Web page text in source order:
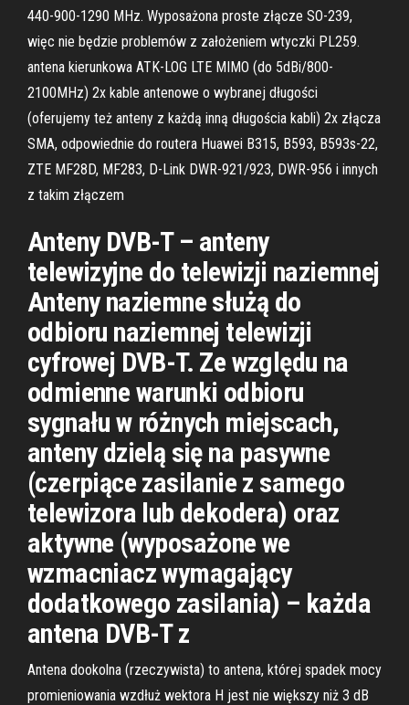
440-900-1290 MHz. Wyposażona proste złącze SO-239,
więc nie będzie problemów z założeniem wtyczki PL259.
antena kierunkowa ATK-LOG LTE MIMO (do 5dBi/800-
2100MHz) 2x kable antenowe o wybranej długości
(oferujemy też anteny z każdą inną długościa kabli) 2x złącza
SMA, odpowiednie do routera Huawei B315, B593, B593s-22,
ZTE MF28D, MF283, D-Link DWR-921/923, DWR-956 i innych
z takim złączem
Anteny DVB-T – anteny
telewizyjne do telewizji naziemnej
Anteny naziemne służą do
odbioru naziemnej telewizji
cyfrowej DVB-T. Ze względu na
odmienne warunki odbioru
sygnału w różnych miejscach,
anteny dzielą się na pasywne
(czerpiące zasilanie z samego
telewizora lub dekodera) oraz
aktywne (wyposażone we
wzmacniacz wymagający
dodatkowego zasilania) – każda
antena DVB-T z
Antena dookolna (rzeczywista) to antena, której spadek mocy
promieniowania wzdłuż wektora H jest nie większy niż 3 dB